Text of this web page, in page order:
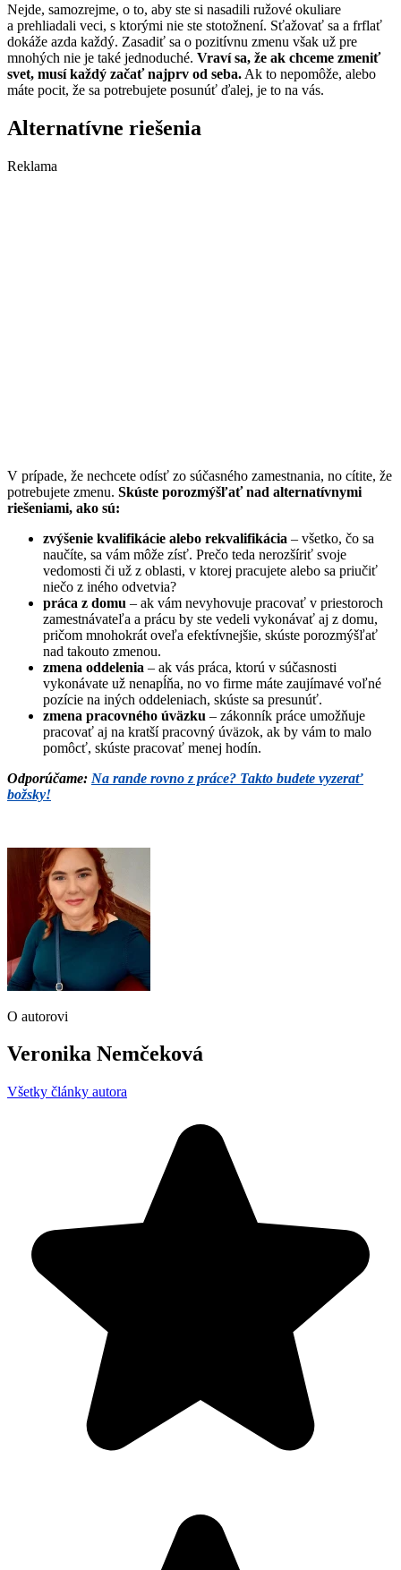
Nejde, samozrejme, o to, aby ste si nasadili ružové okuliare
a prehliadali veci, s ktorými nie ste stotožnení. Sťažovať sa a frflať
dokáže azda každý. Zasadiť sa o pozitívnu zmenu však už pre
mnohých nie je také jednoduché. Vraví sa, že ak chceme zmeniť
svet, musí každý začať najprv od seba. Ak to nepomôže, alebo
máte pocit, že sa potrebujete posunúť ďalej, je to na vás.
Alternatívne riešenia
Reklama
V prípade, že nechcete odísť zo súčasného zamestnania, no cítite, že
potrebujete zmenu. Skúste porozmýšľať nad alternatívnymi
riešeniami, ako sú:
zvýšenie kvalifikácie alebo rekvalifikácia – všetko, čo sa
naučíte, sa vám môže zísť. Prečo teda nerozšíriť svoje
vedomosti či už z oblasti, v ktorej pracujete alebo sa priučiť
niečo z iného odvetvia?
práca z domu – ak vám nevyhovuje pracovať v priestoroch
zamestnávateľa a prácu by ste vedeli vykonávať aj z domu,
pričom mnohokrát oveľa efektívnejšie, skúste porozmýšľať
nad takouto zmenou.
zmena oddelenia – ak vás práca, ktorú v súčasnosti
vykonávate už nenapĺňa, no vo firme máte zaujímavé voľné
pozície na iných oddeleniach, skúste sa presunúť.
zmena pracovného úväzku – zákonník práce umožňuje
pracovať aj na kratší pracovný úväzok, ak by vám to malo
pomôcť, skúste pracovať menej hodín.
Odporúčame: Na rande rovno z práce? Takto budete vyzerať
božsky!
O autorovi
Veronika Nemčeková
Všetky články autora